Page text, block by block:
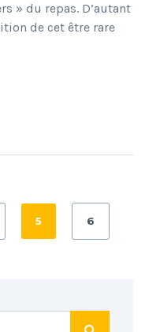
» du repas. D’autant
de cet être rare
5 6